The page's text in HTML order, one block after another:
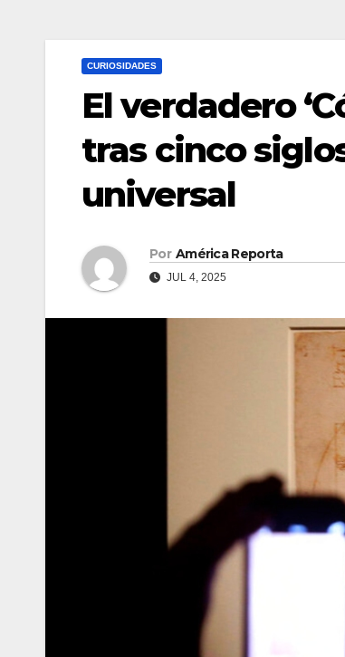
CURIOSIDADES
El verdadero
tras cinco
universal
Por América Reporta
JUL 4, 2025